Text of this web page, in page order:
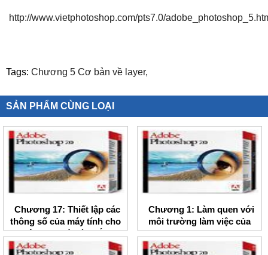
http://www.vietphotoshop.com/pts7.0/
Tags: Chương 5 Cơ bản về layer,
SẢN PHẨM CÙNG LOẠI
Chương 17: Thiết lập các
thông số của máy tính cho
việc quản lý màu sắc
Chương 1: Làm quen với
môi trường làm việc của
Photoshop